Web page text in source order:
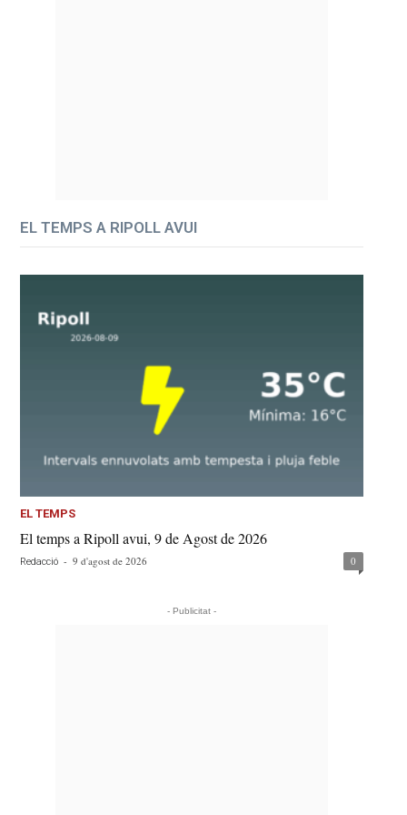
EL TEMPS A RIPOLL AVUI
EL TEMPS
El temps a Ripoll avui, 9 de Agost de 2026
Redacció - 9 d'agost de 2026 0
- Publicitat -